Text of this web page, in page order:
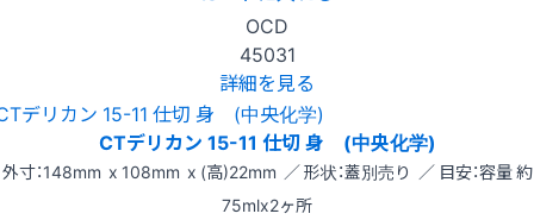
OCD
45031
詳細を見る
CTデリカン 15-11 仕切 身 (中央化学)
外寸：148mm x 108mm x (高)22mm ／ 形状：蓋別売り ／ 目安：容量 約
75mlx2ヶ所